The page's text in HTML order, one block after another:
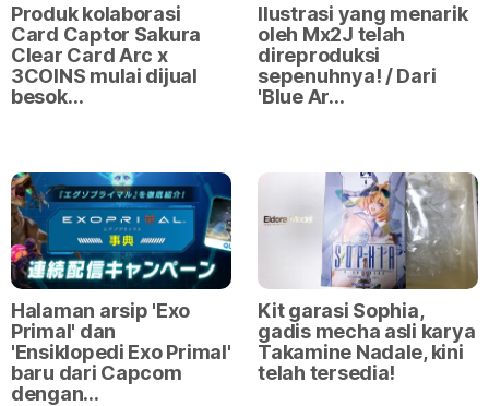
Produk kolaborasi
Card Captor Sakura
Clear Card Arc x
3COINS mulai dijual
besok…
Ilustrasi yang menarik
oleh Mx2J telah
direproduksi
sepenuhnya! / Dari
'Blue Ar…
Halaman arsip 'Exo
Primal' dan
'Ensiklopedi Exo Primal'
baru dari Capcom
dengan…
Kit garasi Sophia,
gadis mecha asli karya
Takamine Nadale, kini
telah tersedia!